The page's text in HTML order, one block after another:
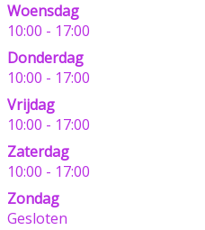
Woensdag
10:00 - 17:00
Donderdag
10:00 - 17:00
Vrijdag
10:00 - 17:00
Zaterdag
10:00 - 17:00
Zondag
Gesloten